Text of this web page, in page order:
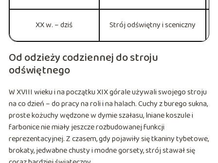
XX w. – dziś Strój odświętny i sceniczny
Od odzieży codziennej do stroju
odświętnego
W XVIII wieku i na początku XIX górale używali swojego stroju
na co dzień – do pracy na roli i na halach. Cuchy z burego sukna,
proste kożuchy wędzone w dymie szałasu, lniane koszule i
farbonice nie miały jeszcze rozbudowanej funkcji
reprezentacyjnej. Z czasem, gdy pojawiły się tkaniny tybetowe,
brokaty, jedwabne chusty i modne gorsety, strój stawał się